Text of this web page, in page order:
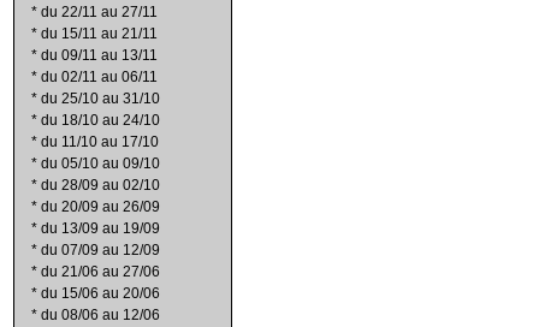
* du 22/11 au 27/11
* du 15/11 au 21/11
* du 09/11 au 13/11
* du 02/11 au 06/11
* du 25/10 au 31/10
* du 18/10 au 24/10
* du 11/10 au 17/10
* du 05/10 au 09/10
* du 28/09 au 02/10
* du 20/09 au 26/09
* du 13/09 au 19/09
* du 07/09 au 12/09
* du 21/06 au 27/06
* du 15/06 au 20/06
* du 08/06 au 12/06